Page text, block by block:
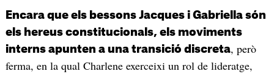
Encara que els bessons Jacques i Gabriella són
els hereus constitucionals, els moviments
interns apunten a una transició discreta, però
ferma, en la qual Charlene exerceixi un rol de lideratge,